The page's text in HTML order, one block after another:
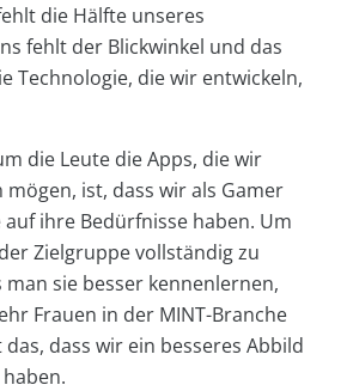
die Hälfte unseres
fehlt der Blickwinkel und das
Technologie, die wir entwickeln,
die Leute die Apps, die wir
mögen, ist, dass wir als Gamer
auf ihre Bedürfnisse haben. Um
Zielgruppe vollständig zu
sie besser kennenlernen,
Frauen in der MINT-Branche
dass wir ein besseres Abbild